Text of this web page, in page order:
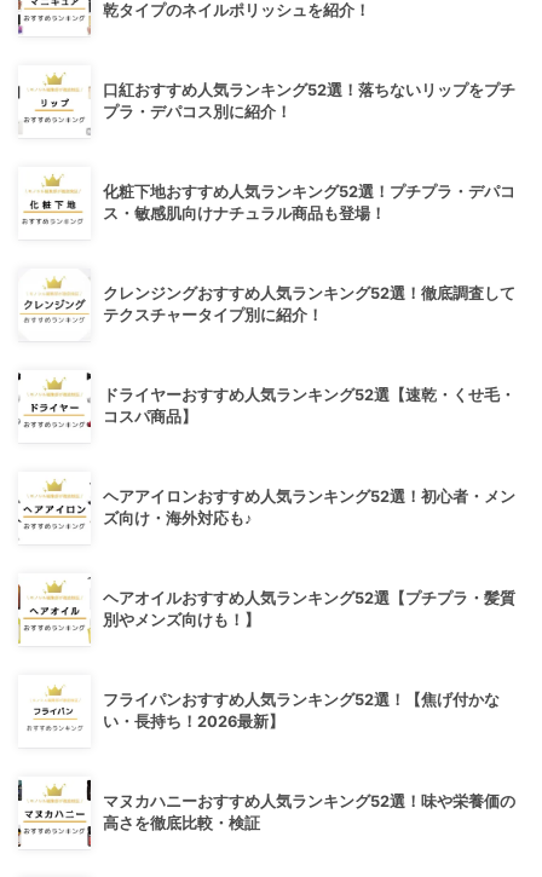
乾タイプのネイルポリッシュを紹介！
口紅おすすめ人気ランキング52選！落ちないリップをプチ
プラ・デパコス別に紹介！
化粧下地おすすめ人気ランキング52選！プチプラ・デパコ
ス・敏感肌向けナチュラル商品も登場！
クレンジングおすすめ人気ランキング52選！徹底調査して
テクスチャータイプ別に紹介！
ドライヤーおすすめ人気ランキング52選【速乾・くせ毛・
コスパ商品】
ヘアアイロンおすすめ人気ランキング52選！初心者・メン
ズ向け・海外対応も♪
ヘアオイルおすすめ人気ランキング52選【プチプラ・髪質
別やメンズ向けも！】
フライパンおすすめ人気ランキング52選！【焦げ付かな
い・長持ち！2026最新】
マヌカハニーおすすめ人気ランキング52選！味や栄養価の
高さを徹底比較・検証